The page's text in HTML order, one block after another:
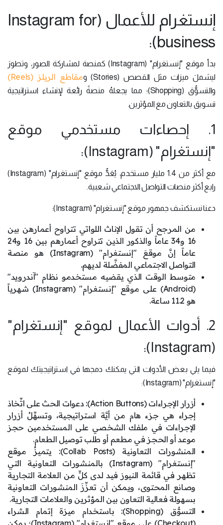
إنستغرام للأعمال (Instagram for
business):
بدأ موقع "إنستغرام" (Instagram) كمنصة لمشاركة الصور، وتطورَ
ليشملَ ميزات مثل القصص (Stories) و
مقاطع الريلز (Reels)
والتسوُّق (Shopping)؛ مما يجعلهُ منصةً رائعة لإنشاء استراتيجية
تسويق بالتعاون مع المؤثرين.
1. إحصاءات مستخدمي موقع
"إنستغرام" (Instagram):
مع أكثر من 1.4 مليار مستخدم، يُعَدُّ موقع "إنستغرام" (Instagram)
رابع أكثر منصات التواصل الاجتماعي شعبية.
دعنا نستكشف جمهور موقع "إنستغرام" (Instagram):
من المرجح أن تقول الإناث اللواتي تتراوح أعمارهن بين
16 و34 عاماً والذكور الذين تتراوح أعمارهم بين 16 و24
عاماً إنَّ موقعَ "إنستغرام" (Instagram) هو منصة
التواصل الاجتماعي المفضَّلة لديهم.
متوسط ​​الوقت الذي يقضيه مستخدمو نظام "آندرويد"
(Android) على موقع "إنستغرام" (Instagram) شهرياً
هو 11.2 ساعة.
2. أدوات الأعمال لموقع "إنستغرام"
(Instagram):
فيما يلي بعض الأدوات التي يمكنك دمجها في استراتيجيتك لموقع
"إنستغرام" (Instagram):
أزرار الإجراءات (Action Buttons): دعوات الحث على اتِّخاذ
إجراء هي جزء هام من أيَّة استراتيجية، وتسهِّلُ أزرار
الإجراءات في ملفك الشخصي على المستخدمين حجز
موعد أو الحجز في مطعم أو طلب توصيل الطعام.
المنشورات التعاونية (Collab Posts): يتميزُ موقع
"إنستغرام" (Instagram) بالمنشورات التعاونية التي
تظهر في قائمة النيوز فيد لدى كلٍّ من العلامة التجارية
وصانع المحتوى، ويمكن أن تعزِّزَ المنشورات التعاونية
بسهولة فعالية التعاون بين المؤثرين والعلامات التجارية.
التسوُّق (Shopping): باستخدام ميزة إتمام الشراء